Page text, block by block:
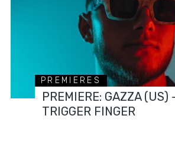
PREMIERES
PREMIERE: GAZZA (US)
TRIGGER FINGER